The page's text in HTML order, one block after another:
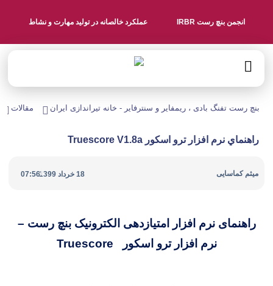
انجمن بنچ رست IRBR عملکرد خالصانه در تولید مهارت و نشاط
بنچ رست تفنگ بادی ، ریمفایر و سنترفایر - خانه تیراندازی ایران مقالات
راهنماي نرم افزار ترو اسكور Truescore V1.8a
میثم کماسایی 18 خرداد 1399 |
07:56
راهنمای نرم افزار امتیازدهی الکترونیک بنچ رست –
نرم افزار ترو اسكور
Truescore